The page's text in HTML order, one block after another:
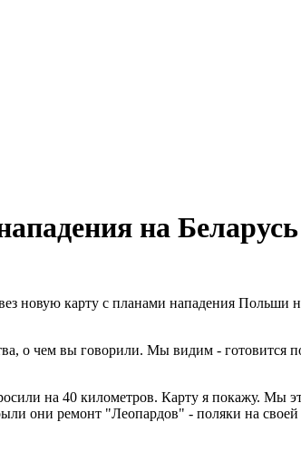
на Беларусь
новую карту с планами нападения Польши
о чем вы говорили. Мы видим - готовится
на 40 километров. Карту я покажу. Мы
они ремонт "Леопардов" - поляки на